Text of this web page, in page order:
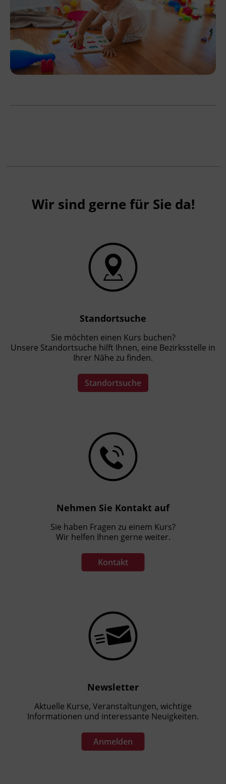
Wir sind gerne für Sie da!
Standortsuche
Sie möchten einen Kurs buchen?
Unsere Standortsuche hilft Ihnen, eine Bezirksstelle in
Ihrer Nähe zu finden.
Standortsuche
Nehmen Sie Kontakt auf
Sie haben Fragen zu einem Kurs?
Wir helfen Ihnen gerne weiter.
Kontakt
Newsletter
Aktuelle Kurse, Veranstaltungen, wichtige
Informationen und interessante Neuigkeiten.
Anmelden